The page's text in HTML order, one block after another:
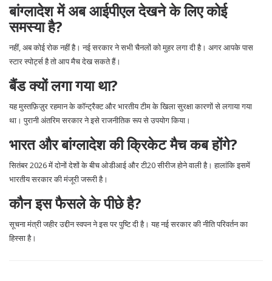
बांग्लादेश में अब आईपीएल देखने के लिए कोई
समस्या है?
नहीं, अब कोई रोक नहीं है। नई सरकार ने सभी चैनलों को मुहर लगा दी है। अगर आपके पास
स्टार स्पोर्ट्स है तो आप मैच देख सकते हैं।
बैंड क्यों लगा गया था?
यह मुस्तफ़िज़ुर रहमान के कॉन्ट्रैक्ट और भारतीय टीम के खिला सुरक्षा कारणों से लगाया गया
था। पुरानी अंतरिम सरकार ने इसे राजनीतिक रूप से उपयोग किया।
भारत और बांग्लादेश की क्रिकेट मैच कब होंगे?
सितंबर 2026 में दोनों देशों के बीच ओडीआई और टी20 सीरीज होने वाली है। हालांकि इसमें
भारतीय सरकार की मंजूरी जरूरी है।
कौन इस फैसले के पीछे है?
सूचना मंत्री जहीर उद्दीन स्वपन ने इस पर पुष्टि दी है। यह नई सरकार की नीति परिवर्तन का
हिस्सा है।